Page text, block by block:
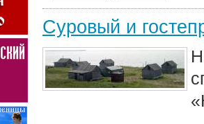
Суровый и